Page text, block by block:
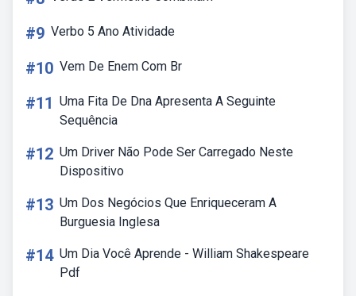
#9 Verbo 5 Ano Atividade
#10 Vem De Enem Com Br
#11 Uma Fita De Dna Apresenta A Seguinte
Sequência
#12 Um Driver Não Pode Ser Carregado Neste
Dispositivo
#13 Um Dos Negócios Que Enriqueceram A
Burguesia Inglesa
#14 Um Dia Você Aprende - William Shakespeare
Pdf